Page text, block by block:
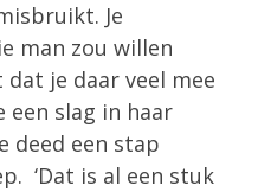
Je
man zou willen
je daar veel mee
een slag in haar
deed een stap
‘Dat is al een stuk